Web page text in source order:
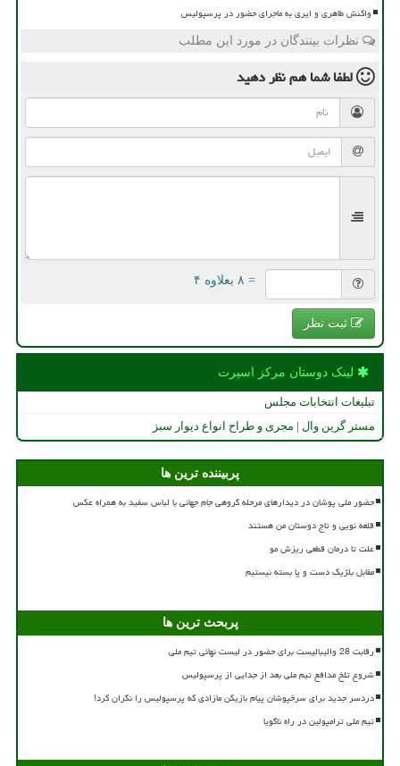
واکنش طاهری و ایری به ماجرای حضور در پرسپولیس
نظرات بینندگان در مورد این مطلب
لطفا شما همنظر دهید
= ۸ بعلاوه ۴
ثبت نظر
لینک دوستان مركز اسپرت
تبلیغات انتخابات مجلس
مستر گرین وال | مجری و طراح انواع دیوار سبز
پربیننده ترین ها
حضور ملی پوشان در دیدارهای مرحله گروهی جام جهانی با لباس سفید به همراه عکس
قلعه نویی و تاج دوستان من هستند
علت تا درمان قطعی ریزش مو
مقابل بلژیک دست و پا بسته نیستیم
پربحث ترین ها
رقابت 28 والیبالیست برای حضور در لیست نهائی تیم ملی
شروع تلخ مدافع تیم ملی بعد از جدایی از پرسپولیس
دردسر جدید برای سرخپوشان پیام بازیکن مازادی که پرسپولیس را نگران کرد!
تیم ملی ترامپولین در راه ناگویا